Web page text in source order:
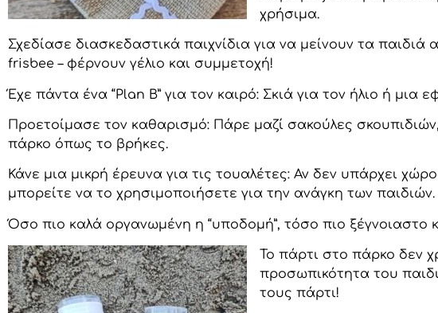
χρήσιμα.
Σχεδίασε διασκεδαστικά παιχνίδια για να μείνουν τα
frisbee – φέρνουν γέλιο και συμμετοχή!
Έχε πάντα ένα “Plan B” για τον καιρό: Σκιά για τον ήλιο ή
Προετοίμασε τον καθαρισμό: Πάρε μαζί σακούλες
πάρκο όπως το βρήκες.
Κάνε μια μικρή έρευνα για τις τουαλέτες: Αν δεν υπάρχει
μπορείτε να το χρησιμοποιήσετε για την ανάγκη των παιδιών.
Όσο πιο καλά οργανωμένη η “υποδομή”, τόσο πιο ξέγνοιαστο
Το πάρτι στο πάρκο δεν
προσωπικότητα του
τους πάρτι!